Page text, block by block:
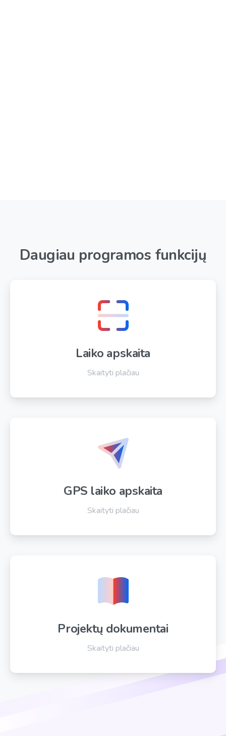
Daugiau programos funkcijų
Laiko apskaita
Skaityti plačiau
GPS laiko apskaita
Skaityti plačiau
Projektų dokumentai
Skaityti plačiau